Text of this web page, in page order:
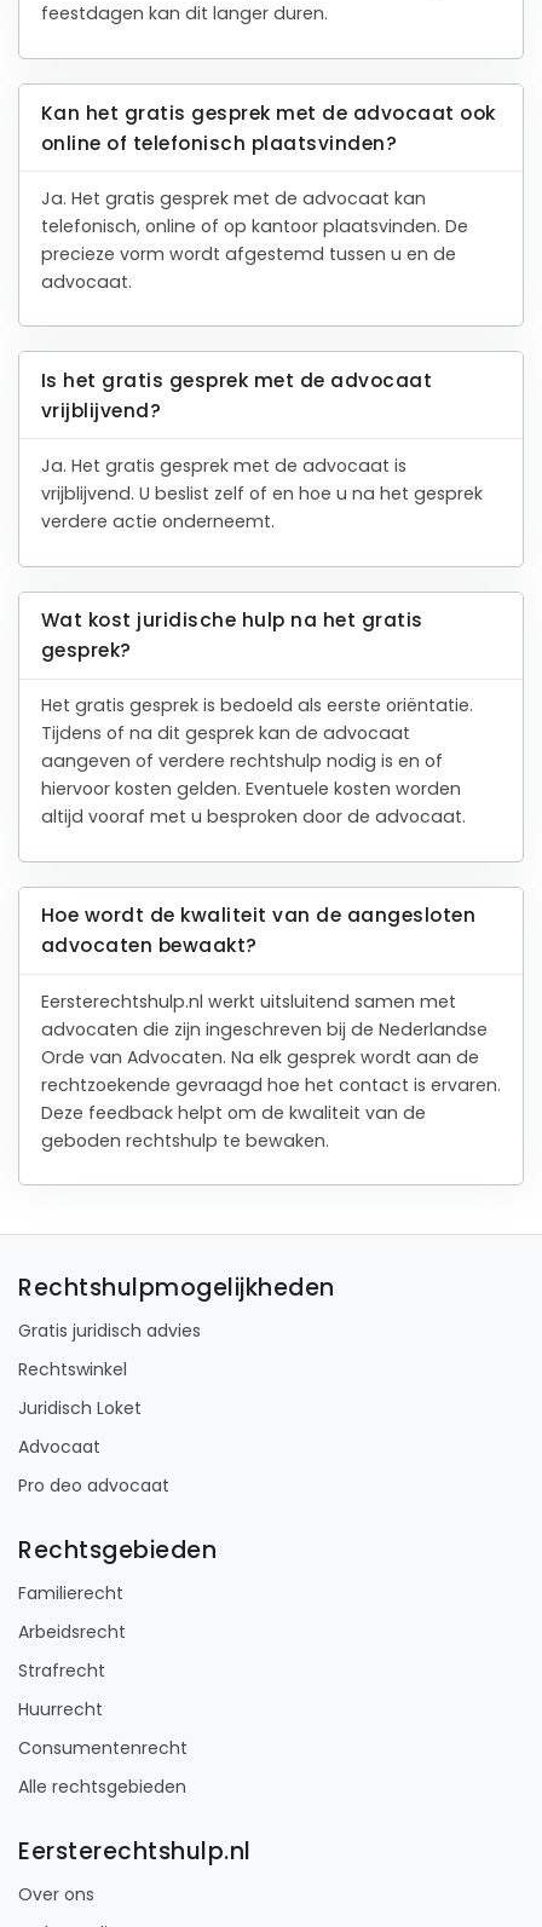
feestdagen kan dit langer duren.
Kan het gratis gesprek met de advocaat ook
online of telefonisch plaatsvinden?
Ja. Het gratis gesprek met de advocaat kan
telefonisch, online of op kantoor plaatsvinden. De
precieze vorm wordt afgestemd tussen u en de
advocaat.
Is het gratis gesprek met de advocaat
vrijblijvend?
Ja. Het gratis gesprek met de advocaat is
vrijblijvend. U beslist zelf of en hoe u na het gesprek
verdere actie onderneemt.
Wat kost juridische hulp na het gratis
gesprek?
Het gratis gesprek is bedoeld als eerste oriëntatie.
Tijdens of na dit gesprek kan de advocaat
aangeven of verdere rechtshulp nodig is en of
hiervoor kosten gelden. Eventuele kosten worden
altijd vooraf met u besproken door de advocaat.
Hoe wordt de kwaliteit van de aangesloten
advocaten bewaakt?
Eersterechtshulp.nl werkt uitsluitend samen met
advocaten die zijn ingeschreven bij de Nederlandse
Orde van Advocaten. Na elk gesprek wordt aan de
rechtzoekende gevraagd hoe het contact is ervaren.
Deze feedback helpt om de kwaliteit van de
geboden rechtshulp te bewaken.
Rechtshulpmogelijkheden
Gratis juridisch advies
Rechtswinkel
Juridisch Loket
Advocaat
Pro deo advocaat
Rechtsgebieden
Familierecht
Arbeidsrecht
Strafrecht
Huurrecht
Consumentenrecht
Alle rechtsgebieden
Eersterechtshulp.nl
Over ons